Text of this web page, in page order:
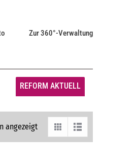
Zur 360°-Verwaltung
REFORM AKTUELL
angezeigt